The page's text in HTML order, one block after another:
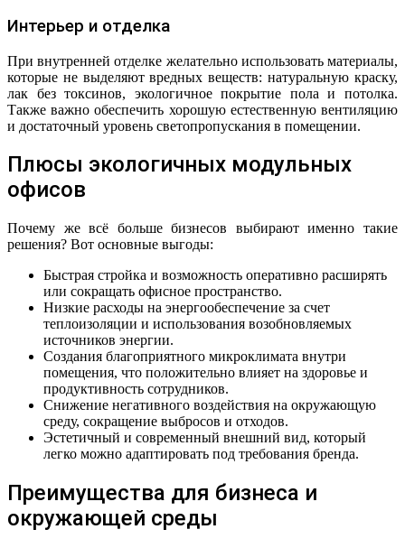
Интерьер и отделка
При внутренней отделке желательно использовать материалы,
которые не выделяют вредных веществ: натуральную краску,
лак без токсинов, экологичное покрытие пола и потолка.
Также важно обеспечить хорошую естественную вентиляцию
и достаточный уровень светопропускания в помещении.
Плюсы экологичных модульных
офисов
Почему же всё больше бизнесов выбирают именно такие
решения? Вот основные выгоды:
Быстрая стройка и возможность оперативно расширять
или сокращать офисное пространство.
Низкие расходы на энергообеспечение за счет
теплоизоляции и использования возобновляемых
источников энергии.
Создания благоприятного микроклимата внутри
помещения, что положительно влияет на здоровье и
продуктивность сотрудников.
Снижение негативного воздействия на окружающую
среду, сокращение выбросов и отходов.
Эстетичный и современный внешний вид, который
легко можно адаптировать под требования бренда.
Преимущества для бизнеса и
окружающей среды